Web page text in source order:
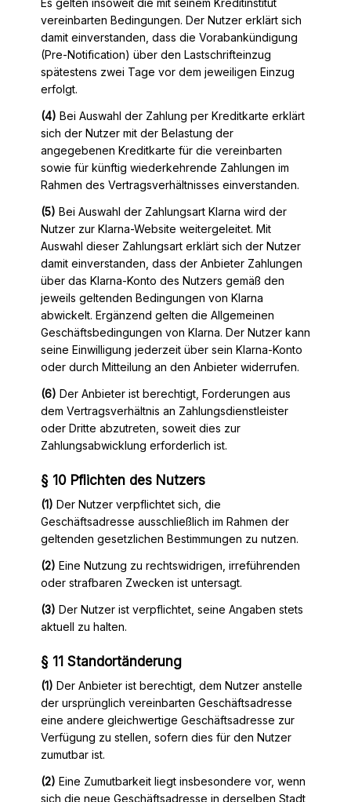
Es gelten insoweit die mit seinem Kreditinstitut
vereinbarten Bedingungen. Der Nutzer erklärt sich
damit einverstanden, dass die Vorabankündigung
(Pre-Notification) über den Lastschrifteinzug
spätestens zwei Tage vor dem jeweiligen Einzug
erfolgt.
(4) Bei Auswahl der Zahlung per Kreditkarte erklärt
sich der Nutzer mit der Belastung der
angegebenen Kreditkarte für die vereinbarten
sowie für künftig wiederkehrende Zahlungen im
Rahmen des Vertragsverhältnisses einverstanden.
(5) Bei Auswahl der Zahlungsart Klarna wird der
Nutzer zur Klarna-Website weitergeleitet. Mit
Auswahl dieser Zahlungsart erklärt sich der Nutzer
damit einverstanden, dass der Anbieter Zahlungen
über das Klarna-Konto des Nutzers gemäß den
jeweils geltenden Bedingungen von Klarna
abwickelt. Ergänzend gelten die Allgemeinen
Geschäftsbedingungen von Klarna. Der Nutzer kann
seine Einwilligung jederzeit über sein Klarna-Konto
oder durch Mitteilung an den Anbieter widerrufen.
(6) Der Anbieter ist berechtigt, Forderungen aus
dem Vertragsverhältnis an Zahlungsdienstleister
oder Dritte abzutreten, soweit dies zur
Zahlungsabwicklung erforderlich ist.
§ 10 Pflichten des Nutzers
(1) Der Nutzer verpflichtet sich, die
Geschäftsadresse ausschließlich im Rahmen der
geltenden gesetzlichen Bestimmungen zu nutzen.
(2) Eine Nutzung zu rechtswidrigen, irreführenden
oder strafbaren Zwecken ist untersagt.
(3) Der Nutzer ist verpflichtet, seine Angaben stets
aktuell zu halten.
§ 11 Standortänderung
(1) Der Anbieter ist berechtigt, dem Nutzer anstelle
der ursprünglich vereinbarten Geschäftsadresse
eine andere gleichwertige Geschäftsadresse zur
Verfügung zu stellen, sofern dies für den Nutzer
zumutbar ist.
(2) Eine Zumutbarkeit liegt insbesondere vor, wenn
sich die neue Geschäftsadresse in derselben Stadt